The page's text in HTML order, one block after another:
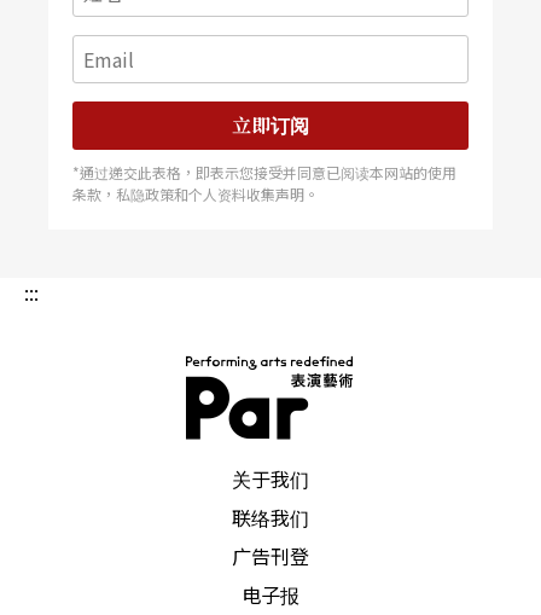
梅家族成员皆是义大利艺术喜剧的演员，她从小就
在戏班中成长，耳濡目染下成为一个很重要的女性
剧作家和表演者，同时也是一个女性主义者。一九
五四年，她和达利欧．佛结婚，共组剧团，并担任
他许多原创作品中的主角，这些角色透过兰梅的诠
富正义感的现代女性。一九七七年，因为对时政的
批判，兰梅遭米兰军警团体所指派的法西斯团体绑
作中持续对现实的关心，在获释两个月后，兰梅以
反法西斯的戏剧独白，再度登上义大利剧场舞台，
立即订阅
*通过递交此表格，即表示您接受并同意已阅读本网站的使用
条款，私隐政策和个人资料收集声明。
:::
关于我们
联络我们
广告刊登
电子报